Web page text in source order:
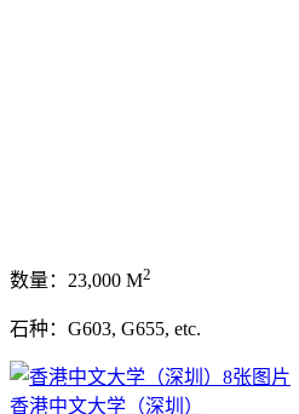
数量：23,000 M2
石种：G603, G655, etc.
8张图片
香港中文大学（深圳）